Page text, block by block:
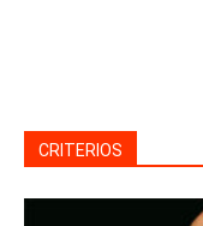
CRITERIOS